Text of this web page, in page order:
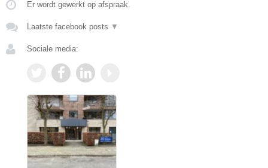
Er wordt gewerkt op afspraak.
Laatste facebook posts ▼
Sociale media: